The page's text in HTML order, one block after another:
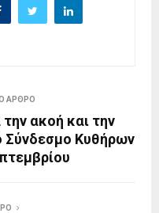
ΑΡΘΡΟ
ακοή και την
Σύνδεσμο Κυθήρων